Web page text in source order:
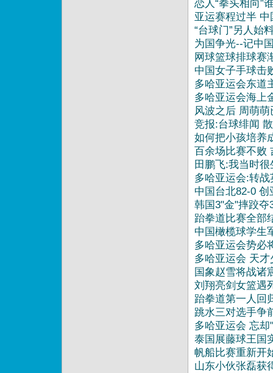
恋人“拳头相向”
亚运赛程过半
“台球门”另人始
为国争光--记中
网球篮球排球赛
中国女子手球击
多哈亚运会东道
多哈亚运会海上
风波之后 周萌
竞报:台球绯闻
如何把小孩培养
百余场比赛不败
田鹏飞:我当时
多哈亚运会:转
中国台北82-0
06:16
韩国3"金"摔跤
跆拳道比赛全部
中国橄榄球学生
多哈亚运会势必
04:56
多哈亚运会 天
国象赵雪将战诸
刘翔亮剑女篮遇
跆拳道第一人回
跳水三对选手争
多哈亚运会 忘
泰国展藤球王国
帆船比赛重新开
山东小伙张磊获